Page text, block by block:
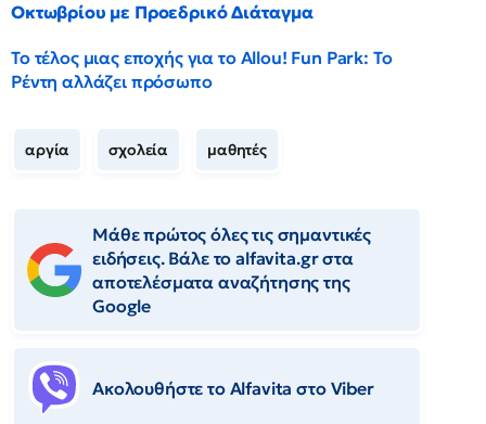
Οκτωβρίου με Προεδρικό Διάταγμα
Το τέλος μιας εποχής για το Allou! Fun Park: Το
Ρέντη αλλάζει πρόσωπο
αργία σχολεία μαθητές
Μάθε πρώτος όλες τις σημαντικές
ειδήσεις. Βάλε το alfavita.gr στα
αποτελέσματα αναζήτησης της
Google
Ακολουθήστε το Αlfavita στο Viber